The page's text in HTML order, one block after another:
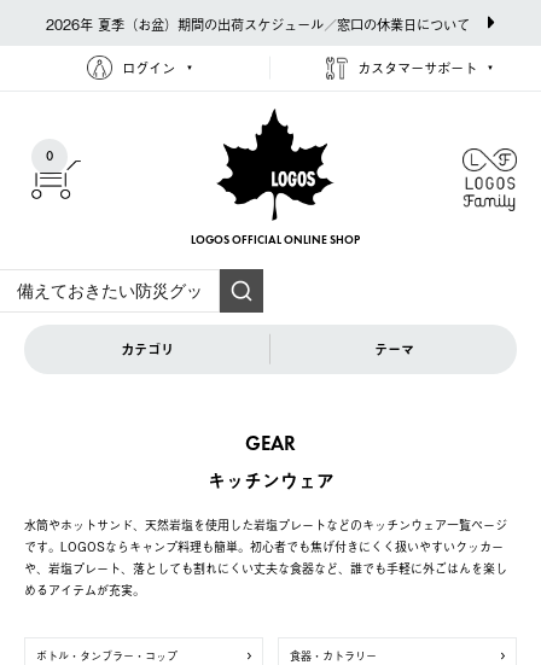
2026年 夏季（お盆）期間の出荷スケジュール／窓口の休業日について
ログイン カスタマーサポート
0
LOGOS OFFICIAL ONLINE SHOP
カテゴリ テーマ
GEAR
キッチンウェア
水筒やホットサンド、天然岩塩を使用した岩塩プレートなどのキッチンウェア一覧ページ
です。LOGOSならキャンプ料理も簡単。初心者でも焦げ付きにくく扱いやすいクッカー
や、岩塩プレート、落としても割れにくい丈夫な食器など、誰でも手軽に外ごはんを楽し
めるアイテムが充実。
ボトル・タンブラー・コップ 食器・カトラリー